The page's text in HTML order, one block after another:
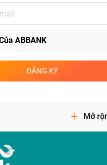
ĐĂNG KÝ
Mở